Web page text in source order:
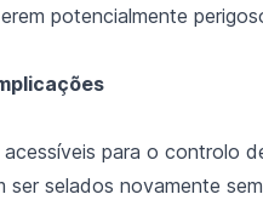
potencialmente
para o controlo
ser selados novamente